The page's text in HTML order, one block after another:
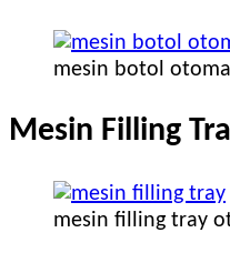
mesin botol
Mesin Filling
mesin filling tray